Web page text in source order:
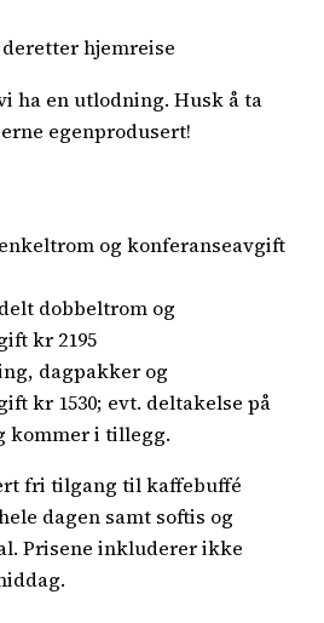
deretter hjemreise
ha en utlodning. Husk å ta
egenprodusert!
og konferanseavgift
dobbeltrom og
kr 2195
dagpakker og
kr 1530; evt. deltakelse på
kommer i tillegg.
fri tilgang til kaffebuffé
dagen samt softis og
Prisene inkluderer ikke